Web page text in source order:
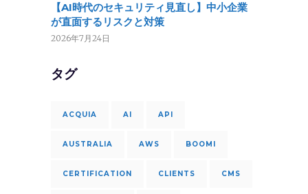
【AI時代のセキュリティ見直し】中小企業
が直面するリスクと対策
2026年7月24日
タグ
ACQUIA AI API
AUSTRALIA AWS BOOMI
CERTIFICATION CLIENTS CMS